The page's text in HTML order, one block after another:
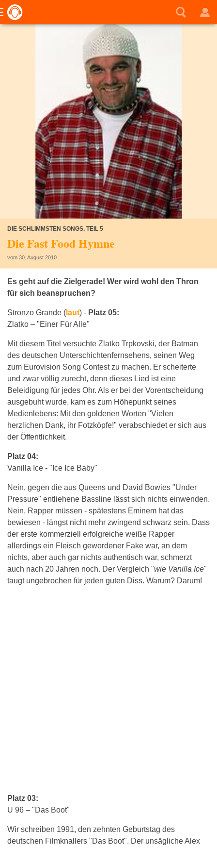
DIE SCHLIMMSTEN SONGS, TEIL 5
Die Fast Food Hymne
vom 30. August 2010
Es geht auf die Zielgerade! Wer wird wohl den Thron
für sich beanspruchen?
Stronzo Grande ( laut) - Platz 05:
Zlatko – "Einer Für Alle"
Mit diesem Titel versuchte Zlatko Trpkovski, der Batman
des deutschen Unterschichtenfernsehens, seinen Weg
zum Eurovision Song Contest zu machen. Er scheiterte
und zwar völlig zurecht, denn dieses Lied ist eine
Beleidigung für jedes Ohr. Als er bei der Vorentscheidung
ausgebuht wurde, kam es zum Höhepunkt seines
Medienlebens: Mit den goldenen Worten "Vielen
herzlichen Dank, ihr Fotzköpfe!" verabschiedet er sich aus
der Öffentlichkeit.
Platz 04:
Vanilla Ice - "Ice Ice Baby"
Nein, gegen die aus Queens und David Bowies "Under
Pressure" entliehene Bassline lässt sich nichts einwenden.
Nein, Rapper müssen - spätestens Eminem hat das
bewiesen - längst nicht mehr zwingend schwarz sein. Dass
der erste kommerziell erfolgreiche weiße Rapper
allerdings ein Fleisch gewordener Fake war, an dem
nichts, aber auch gar nichts authentisch war, schmerzt
auch nach 20 Jahren noch. Der Vergleich "wie Vanilla Ice"
taugt ungebrochen für jeden guten Diss. Warum? Darum!
Platz 03:
U 96 – "Das Boot"
Wir schreiben 1991, den zehnten Geburtstag des
deutschen Filmknallers "Das Boot". Der unsägliche Alex